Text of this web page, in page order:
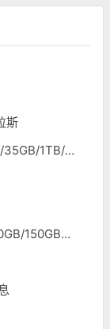
斯
【vps优惠】ClamHost $6/m 768MB/2核/35GB/1TB/20Gbps DDoS LA
【VPS优惠码】sshVM::$6每季/128MB/10GB/150GB-OpenVZ-十数据中心